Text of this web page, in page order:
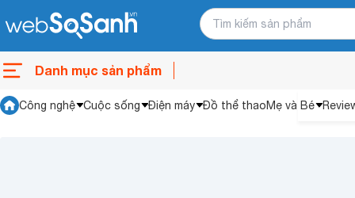
Danh mục sản phẩm
Công nghệ Cuộc sống Điện máy Đồ thể thaoMẹ và Bé